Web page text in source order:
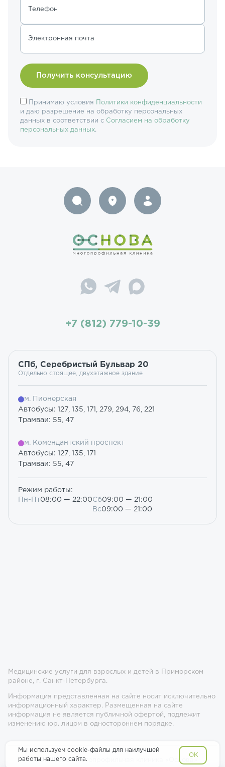
Телефон
Электронная почта
Принимаю условия
Политики конфиденциальности
и даю разрешение на обработку персональных
данных в соответствии с Согласием на обработку
персональных данных.
+7 (812) 779-10-39
СПб, Серебристый Бульвар 20
Отдельно стоящее, двухэтажное здание
м. Пионерская
Автобусы: 127, 135, 171, 279, 294, 76, 221
Трамваи: 55, 47
м. Комендантский проспект
Автобусы: 127, 135, 171
Трамваи: 55, 47
Режим работы:
Пн-Пт08:00 — 22:00Сб09:00 — 21:00
Вс09:00 — 21:00
Медицинские услуги для взрослых и детей в Приморском
районе, г. Санкт-Петербурга.
Информация представленная на сайте носит исключительно
информационный характер. Размещенная на сайте
информация не является публичной офертой, подлежит
изменению юр. лицом в одностороннем порядке.
© 2017-2026 Многопрофильная клиника «Основа»
Мы используем cookie-файлы для наилучшей
работы нашего сайта.
OK